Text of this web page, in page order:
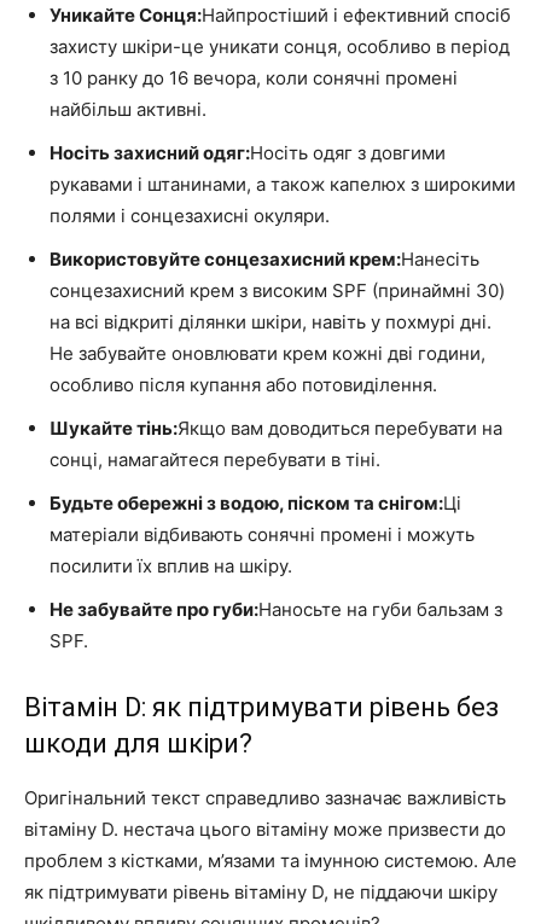
Уникайте Сонця:Найпростіший і ефективний спосіб
захисту шкіри-це уникати сонця, особливо в період
з 10 ранку до 16 вечора, коли сонячні промені
найбільш активні.
Носіть захисний одяг:Носіть одяг з довгими
рукавами і штанинами, а також капелюх з широкими
полями і сонцезахисні окуляри.
Використовуйте сонцезахисний крем:Нанесіть
сонцезахисний крем з високим SPF (принаймні 30)
на всі відкриті ділянки шкіри, навіть у похмурі дні.
Не забувайте оновлювати крем кожні дві години,
особливо після купання або потовиділення.
Шукайте тінь:Якщо вам доводиться перебувати на
сонці, намагайтеся перебувати в тіні.
Будьте обережні з водою, піском та снігом:Ці
матеріали відбивають сонячні промені і можуть
посилити їх вплив на шкіру.
Не забувайте про губи:Наносьте на губи бальзам з
SPF.
Вітамін D: як підтримувати рівень без
шкоди для шкіри?
Оригінальний текст справедливо зазначає важливість
вітаміну D. нестача цього вітаміну може призвести до
проблем з кістками, м’язами та імунною системою. Але
як підтримувати рівень вітаміну D, не піддаючи шкіру